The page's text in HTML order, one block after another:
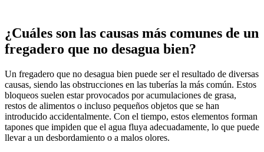
¿Cuáles son las causas más comunes de un
fregadero que no desagua bien?
Un fregadero que no desagua bien puede ser el resultado de diversas
causas, siendo las obstrucciones en las tuberías la más común. Estos
bloqueos suelen estar provocados por acumulaciones de grasa,
restos de alimentos o incluso pequeños objetos que se han
introducido accidentalmente. Con el tiempo, estos elementos forman
tapones que impiden que el agua fluya adecuadamente, lo que puede
llevar a un desbordamiento o a malos olores.